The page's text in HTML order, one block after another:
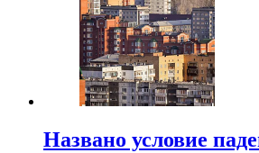
Названо условие